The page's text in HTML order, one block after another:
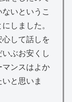
いというこ
しました。
して話しを
ぶお安くし
マンスはよか
と思いま